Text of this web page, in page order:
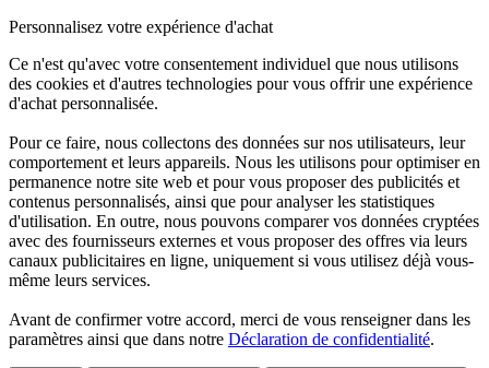
Personnalisez votre expérience d'achat
Ce n'est qu'avec votre consentement individuel que nous utilisons
des cookies et d'autres technologies pour vous offrir une expérience
d'achat personnalisée.
Pour ce faire, nous collectons des données sur nos utilisateurs, leur
comportement et leurs appareils. Nous les utilisons pour optimiser en
permanence notre site web et pour vous proposer des publicités et
contenus personnalisés, ainsi que pour analyser les statistiques
d'utilisation. En outre, nous pouvons comparer vos données cryptées
avec des fournisseurs externes et vous proposer des offres via leurs
canaux publicitaires en ligne, uniquement si vous utilisez déjà vous-
même leurs services.
Avant de confirmer votre accord, merci de vous renseigner dans les
paramètres ainsi que dans notre Déclaration de confidentialité.